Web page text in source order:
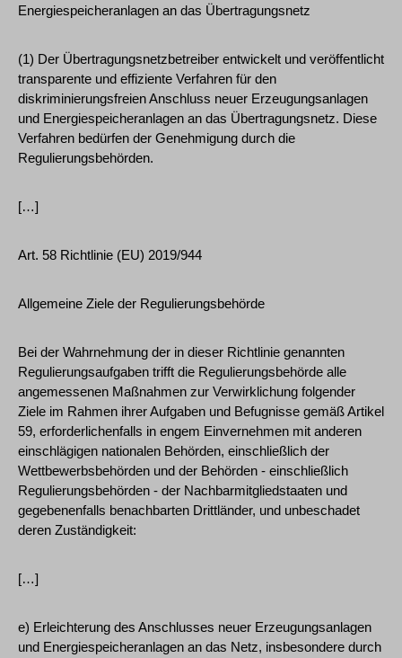
Energiespeicheranlagen an das Übertragungsnetz
(1) Der Übertragungsnetzbetreiber entwickelt und veröffentlicht
transparente und effiziente Verfahren für den
diskriminierungsfreien Anschluss neuer Erzeugungsanlagen
und Energiespeicheranlagen an das Übertragungsnetz. Diese
Verfahren bedürfen der Genehmigung durch die
Regulierungsbehörden.
[…]
Art. 58 Richtlinie (EU) 2019/944
Allgemeine Ziele der Regulierungsbehörde
Bei der Wahrnehmung der in dieser Richtlinie genannten
Regulierungsaufgaben trifft die Regulierungsbehörde alle
angemessenen Maßnahmen zur Verwirklichung folgender
Ziele im Rahmen ihrer Aufgaben und Befugnisse gemäß Artikel
59, erforderlichenfalls in engem Einvernehmen mit anderen
einschlägigen nationalen Behörden, einschließlich der
Wettbewerbsbehörden und der Behörden - einschließlich
Regulierungsbehörden - der Nachbarmitgliedstaaten und
gegebenenfalls benachbarten Drittländer, und unbeschadet
deren Zuständigkeit:
[…]
e) Erleichterung des Anschlusses neuer Erzeugungsanlagen
und Energiespeicheranlagen an das Netz, insbesondere durch